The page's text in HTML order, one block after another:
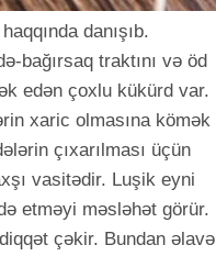
danışıb.
bağırsaq traktını və öd
edən çoxlu kükürd var.
xaric olmasına kömək
çıxarılması üçün
vasitədir. Luşik eyni
etməyi məsləhət görür.
çəkir. Bundan əlavə